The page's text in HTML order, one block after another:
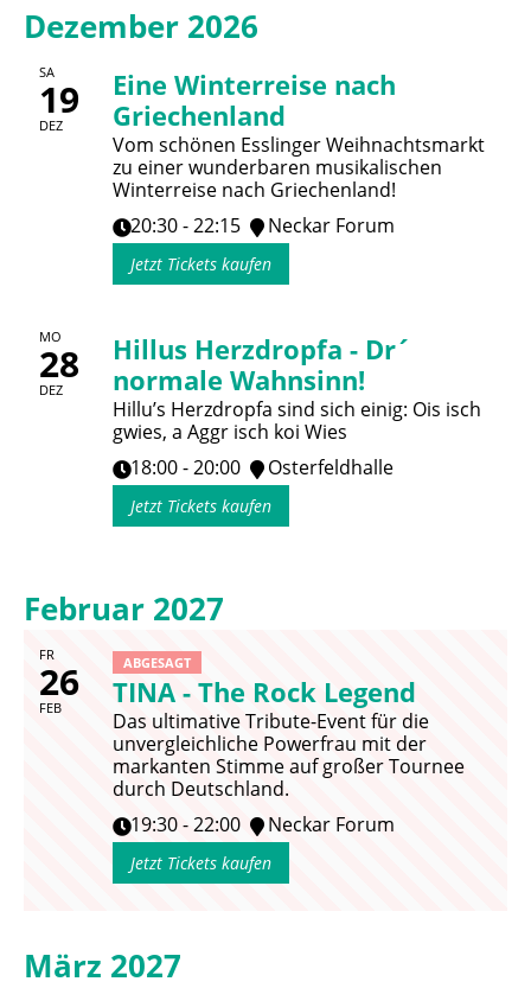
Dezember 2026
SA
19
DEZ
Eine Winterreise nach
Griechenland
Vom schönen Esslinger Weihnachtsmarkt
zu einer wunderbaren musikalischen
Winterreise nach Griechenland!
20:30 - 22:15
Neckar Forum
Jetzt Tickets kaufen
MO
28
DEZ
Hillus Herzdropfa - Dr´
normale Wahnsinn!
Hillu’s Herzdropfa sind sich einig: Ois isch
gwies, a Aggr isch koi Wies
18:00 - 20:00
Osterfeldhalle
Jetzt Tickets kaufen
Februar 2027
FR
26
FEB
ABGESAGT
TINA - The Rock Legend
Das ultimative Tribute-Event für die
unvergleichliche Powerfrau mit der
markanten Stimme auf großer Tournee
durch Deutschland.
19:30 - 22:00
Neckar Forum
Jetzt Tickets kaufen
März 2027